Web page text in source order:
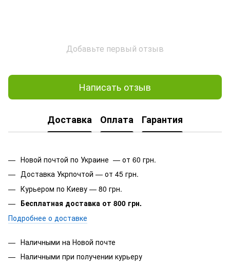
Добавьте первый отзыв
Написать отзыв
Доставка Оплата Гарантия
Новой почтой по Украине — от 60 грн.
Доставка Укрпочтой — от 45 грн.
Курьером по Киеву — 80 грн.
Бесплатная доставка от 800 грн.
Подробнее о доставке
Наличными на Новой почте
Наличными при получении курьеру